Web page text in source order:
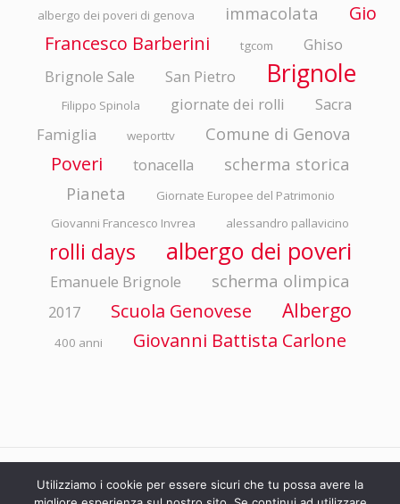
albergo dei poveri di genova immacolata
Gio
Francesco Barberini
tgcom
Ghiso
Brignole Sale
San Pietro Brignole
Filippo Spinola giornate dei rolli
Sacra
Famiglia
weporttv Comune di Genova
Poveri tonacella
scherma storica
Pianeta
Giornate Europee del Patrimonio
Giovanni Francesco Invrea
alessandro pallavicino
rolli days albergo dei poveri
Emanuele Brignole scherma olimpica
2017 Scuola Genovese Albergo
400 anni Giovanni Battista Carlone
© ASP EMANUELE BRIGNOLE Via della Libertà 4/10 - 16100 Genova P.I./C.F.
Utilizziamo i cookie per essere sicuri che tu possa avere la